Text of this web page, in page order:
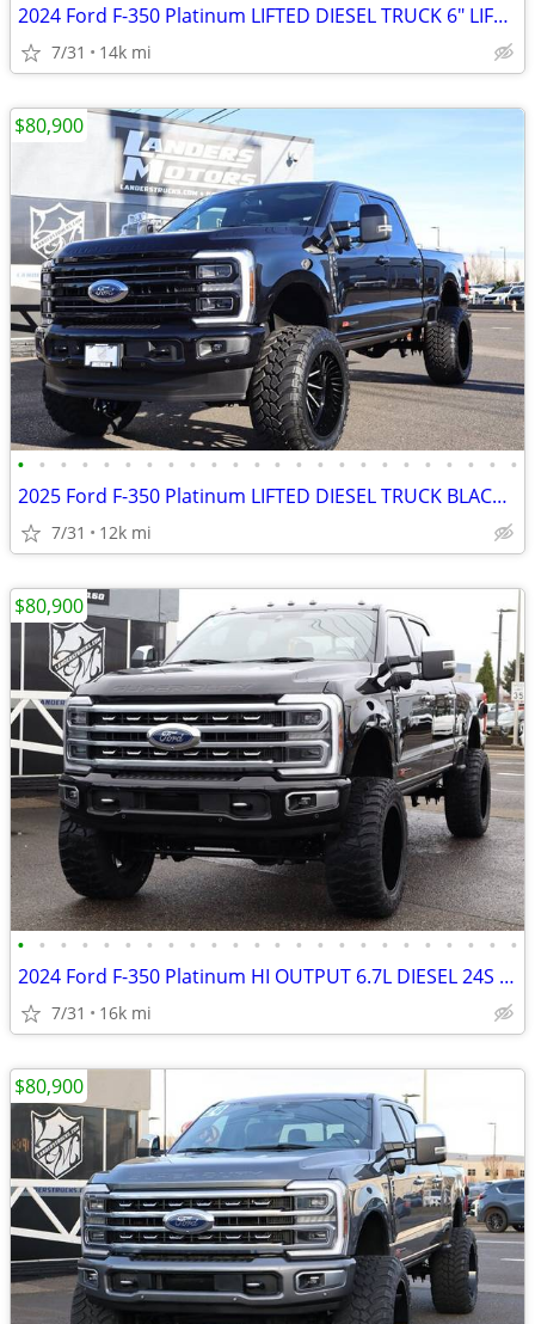
2024 Ford F-350 Platinum LIFTED DIESEL TRUCK 6" LIFT 37S 4X4 LOADED
7/31 14k mi
• • • • • • • • • • • • • • • • • • • • • • • •
2025 Ford F-350 Platinum LIFTED DIESEL TRUCK BLACK ON BLACK 4X4 LOA
7/31 12k mi
$80,900
• • • • • • • • • • • • • • • • • • • • • • • •
2024 Ford F-350 Platinum HI OUTPUT 6.7L DIESEL 24S AND 38S LOADED
7/31 16k mi
$80,900
$80,900